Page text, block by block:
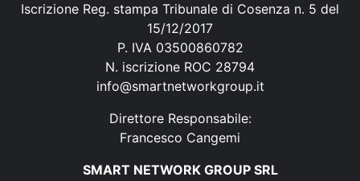
Iscrizione Reg. stampa Tribunale di Cosenza n. 5 del
15/12/2017
P. IVA 03500860782
N. iscrizione ROC 28794
info@smartnetworkgroup.it
Direttore Responsabile:
Francesco Cangemi
SMART NETWORK GROUP SRL